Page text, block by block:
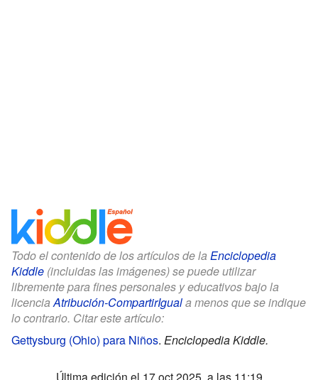
Todo el contenido de los artículos de la Enciclopedia
Kiddle (incluidas las imágenes) se puede utilizar
libremente para fines personales y educativos bajo la
licenciaAtribución-CompartirIguala menos que se indique
lo contrario. Citar este artículo:
Gettysburg (Ohio) para Niños. Enciclopedia Kiddle.
Última edición el 17 oct 2025, a las 11:19